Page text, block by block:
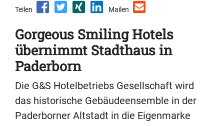
Teilen Mailen
Gorgeous Smiling Hotels
übernimmt Stadthaus in
Paderborn
Die G&S Hotelbetriebs Gesellschaft wird
das historische Gebäudeensemble in der
Paderborner Altstadt in die Eigenmarke